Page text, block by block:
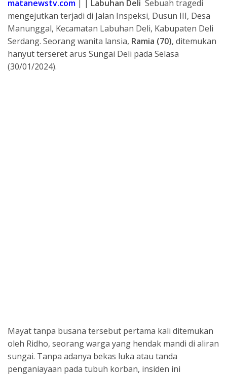
o
o
k
A
p
p
d
s
a
m
matanewstv.com | | Labuhan Deli Sebuah tragedi
mengejutkan terjadi di Jalan Inspeksi, Dusun III, Desa
Manunggal, Kecamatan Labuhan Deli, Kabupaten Deli
Serdang. Seorang wanita lansia, Ramia (70), ditemukan
hanyut terseret arus Sungai Deli pada Selasa
(30/01/2024).
Mayat tanpa busana tersebut pertama kali ditemukan
oleh Ridho, seorang warga yang hendak mandi di aliran
sungai. Tanpa adanya bekas luka atau tanda
penganiayaan pada tubuh korban, insiden ini